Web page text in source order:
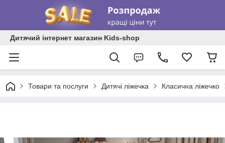
Дитячий інтернет магазин Kids-shop
Товари та послуги Дитячі ліжечка Класична ліжечко